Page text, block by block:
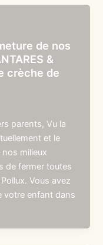
de nos
&
crèche de
parents, Vu la
et le
nos milieux
de fermer toutes
Vous avez
votre enfant dans